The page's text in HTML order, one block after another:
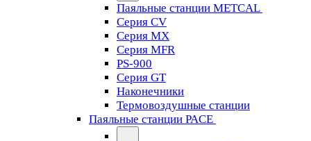
Паяльные станции METCAL
Серия CV
Серия MX
Серия MFR
PS-900
Серия GT
Наконечники
Термовоздушные станции
Паяльные станции PACE